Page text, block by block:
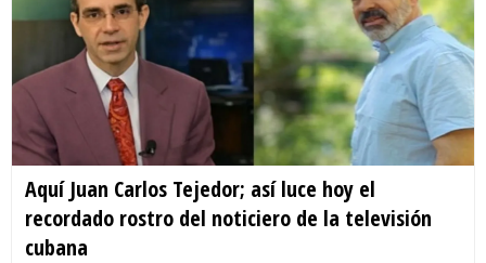
Aquí Juan Carlos Tejedor; así luce hoy el
recordado rostro del noticiero de la televisión
cubana